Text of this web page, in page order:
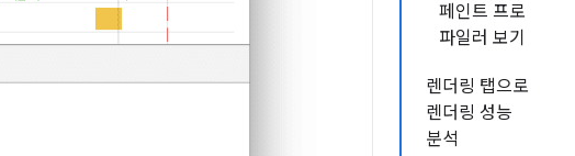
페인트 프로
파일러 보기
렌더링 탭으로
렌더링 성능
분석